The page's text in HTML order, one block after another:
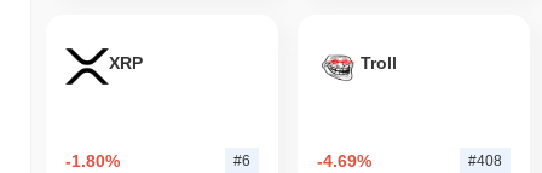
XRP
-1.80% #6
Troll
-4.69% #408